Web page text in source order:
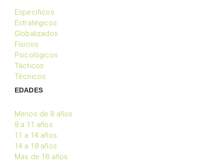
Específicos
Estratégicos
Globalizados
Físicos
Psicológicos
Tácticos
Técnicos
EDADES
Menos de 8 años
8 a 11 años
11 a 14 años
14 a 18 años
Más de 18 años